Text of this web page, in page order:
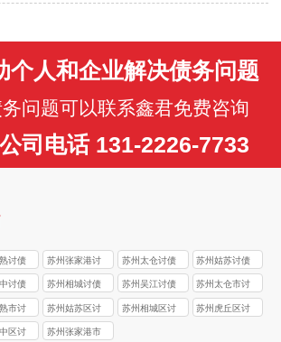
费用，通常是按照追讨金额的固定比
计算…
个人和企业解决债务问题
问题可以联系鑫君免费咨询
司电话 131-2226-7733
讨债
苏州张家港讨
债公司
苏州太仓讨债
公司
苏州姑苏讨债
公司
讨债
苏州相城讨债
公司
苏州吴江讨债
公司
苏州太仓市讨
债公司
市讨
苏州姑苏区讨
债公司
苏州相城区讨
苏州虎丘区讨
区讨
苏州张家港市